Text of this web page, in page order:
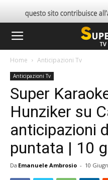
Home Anticipazioni Tv
Anticipazioni Tv
Super
Hunziker su
anticipazioni
puntata | 10
Da Emanuele Ambrosio - 10